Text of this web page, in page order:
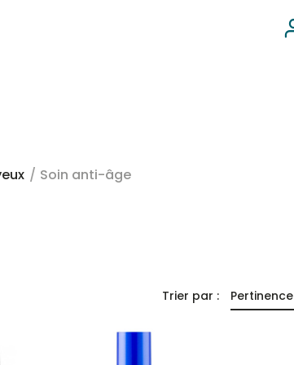
Soin anti-âge
Trier par : Pertinence